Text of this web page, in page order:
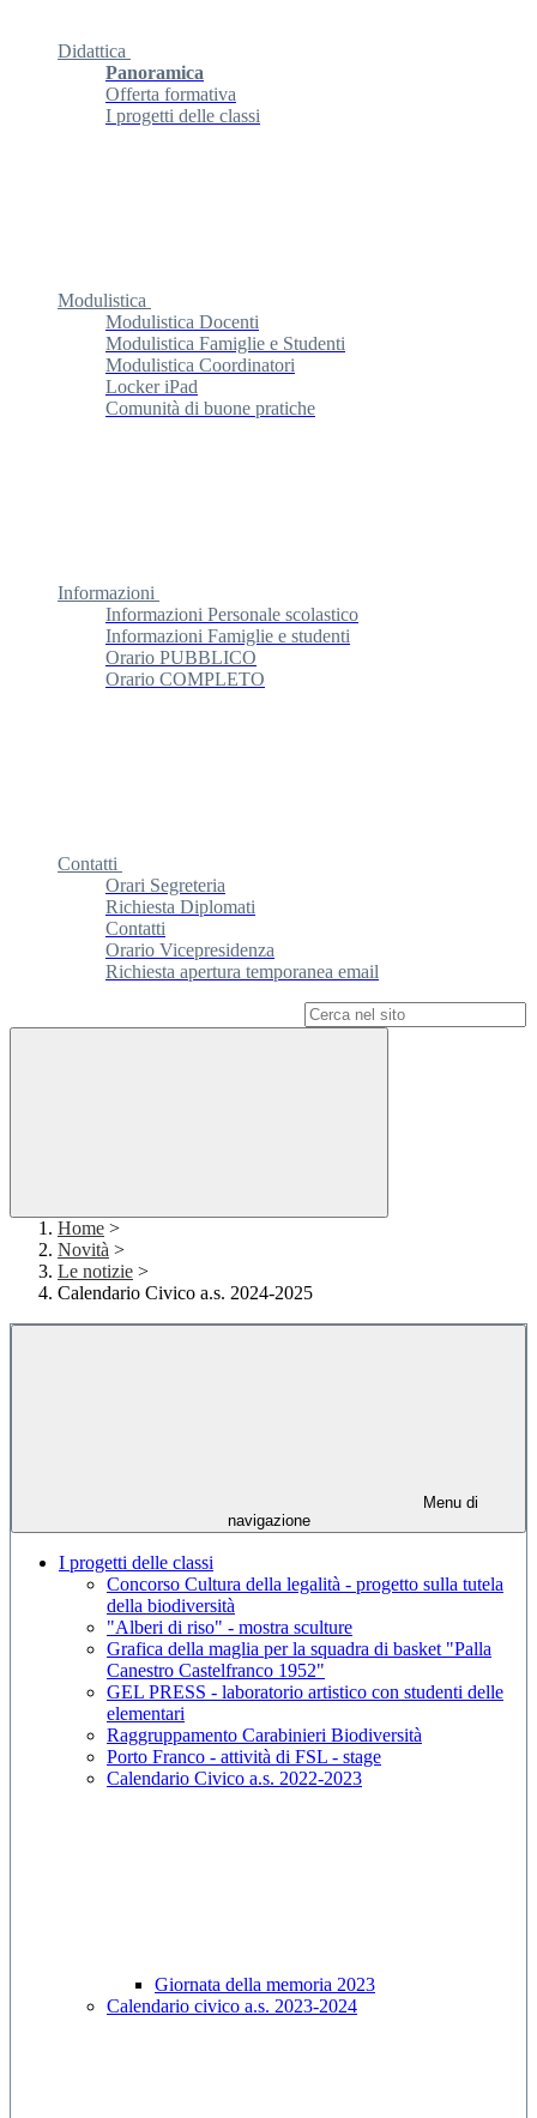
Didattica
Panoramica
Offerta formativa
I progetti delle classi
Modulistica
Modulistica Docenti
Modulistica Famiglie e Studenti
Modulistica Coordinatori
Locker iPad
Comunità di buone pratiche
Informazioni
Informazioni Personale scolastico
Informazioni Famiglie e studenti
Orario PUBBLICO
Orario COMPLETO
Contatti
Orari Segreteria
Richiesta Diplomati
Contatti
Orario Vicepresidenza
Richiesta apertura temporanea email
Home >
Novità >
Le notizie >
Calendario Civico a.s. 2024-2025
Menu di
navigazione
I progetti delle classi
Concorso Cultura della legalità - progetto sulla tutela
della biodiversità
"Alberi di riso" - mostra sculture
Grafica della maglia per la squadra di basket "Palla
Canestro Castelfranco 1952"
GEL PRESS - laboratorio artistico con studenti delle
elementari
Raggruppamento Carabinieri Biodiversità
Porto Franco - attività di FSL - stage
Calendario Civico a.s. 2022-2023
Giornata della memoria 2023
Calendario civico a.s. 2023-2024